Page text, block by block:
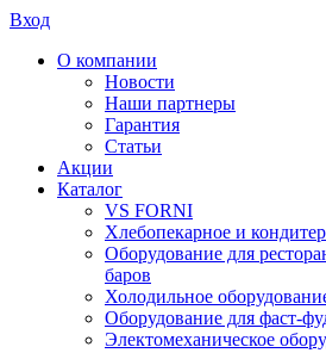
Вход
О компании
Новости
Наши партнеры
Гарантия
Статьи
Акции
Каталог
VS FORNI
Хлебопекарное и
Оборудование для
баров
Холодильное
Оборудование для фаст-
Электомеханическое